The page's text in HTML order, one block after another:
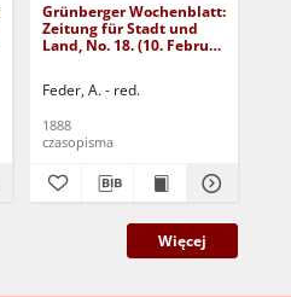
Grünberger Wochenblatt:
Zeitung für Stadt und
Land, No. 18. (10. Februar
Feder, A. - red.
1888
czasopisma
Więcej